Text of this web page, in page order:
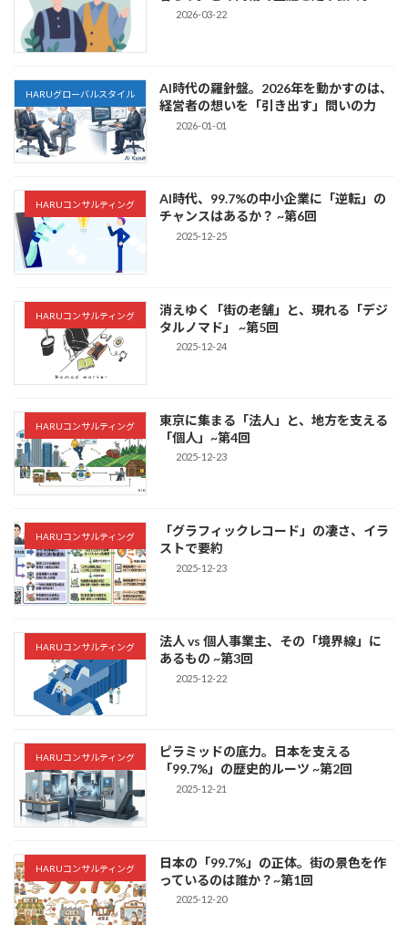
2026-03-22
HARUグローバルスタイル
AI時代の羅針盤。2026年を動かすのは、
経営者の想いを「引き出す」問いの力
2026-01-01
HARUコンサルティング
AI時代、99.7%の中小企業に「逆転」の
チャンスはあるか？ ~第6回
2025-12-25
HARUコンサルティング
消えゆく「街の老舗」と、現れる「デジ
タルノマド」 ~第5回
2025-12-24
HARUコンサルティング
東京に集まる「法人」と、地方を支える
「個人」~第4回
2025-12-23
HARUコンサルティング
「グラフィックレコード」の凄さ、イラ
ストで要約
2025-12-23
HARUコンサルティング
法人 vs 個人事業主、その「境界線」に
あるもの ~第3回
2025-12-22
HARUコンサルティング
ピラミッドの底力。日本を支える
「99.7%」の歴史的ルーツ ~第2回
2025-12-21
HARUコンサルティング
日本の「99.7%」の正体。街の景色を作
っているのは誰か？~第1回
2025-12-20